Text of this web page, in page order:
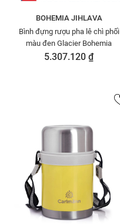
BOHEMIA JIHLAVA
Bình đựng rượu pha lê chì phối
màu đen Glacier Bohemia
5.307.120 ₫